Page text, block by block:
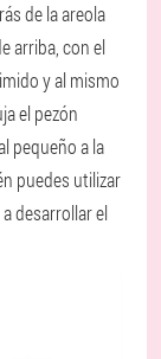
de la areola
arriba, con el
y al mismo
el pezón
pequeño a la
puedes utilizar
desarrollar el